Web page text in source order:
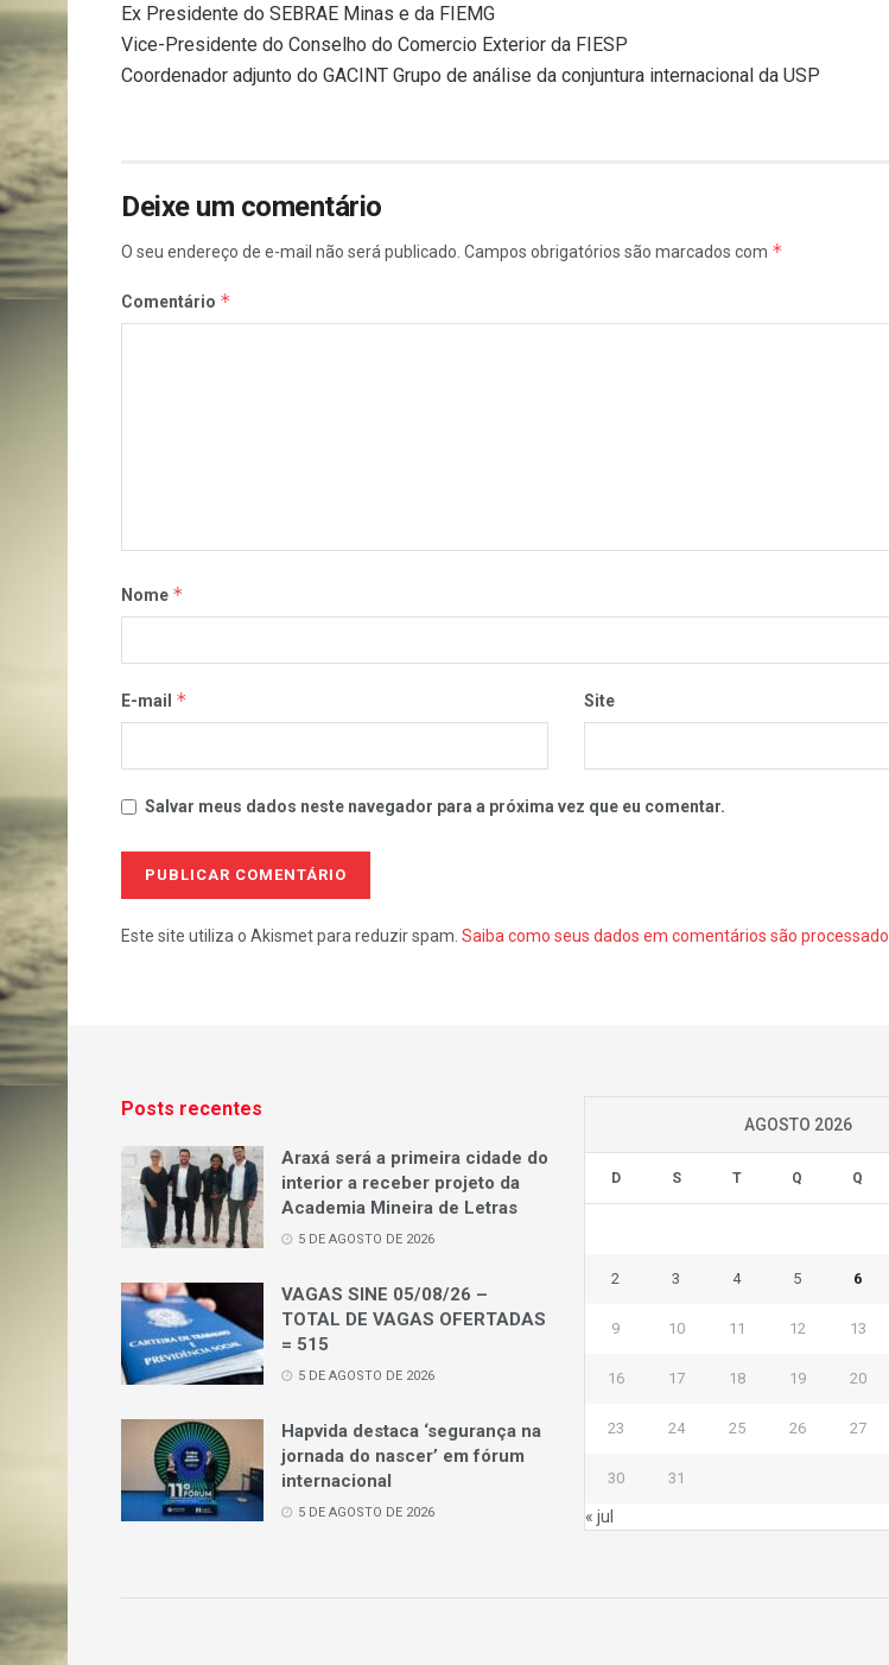
Ex Presidente do SEBRAE Minas e da FIEMG
Vice-Presidente do Conselho do Comercio Exterior da FIESP
Coordenador adjunto do GACINT Grupo de análise da conjuntura internacional da USP
Deixe um comentário
O seu endereço de e-mail não será publicado. Campos obrigatórios são marcados com *
Comentário *
Nome *
E-mail * Site
Salvar meus dados neste navegador para a próxima vez que eu comentar.
Este site utiliza o Akismet para reduzir spam. Saiba como seus dados em comentários são
Posts recentes
Araxá será a primeira cidade do
interior a receber projeto da
Academia Mineira de Letras
5 DE AGOSTO DE 2026
VAGAS SINE 05/08/26 –
TOTAL DE VAGAS OFERTADAS
= 515
5 DE AGOSTO DE 2026
Hapvida destaca ‘segurança na
jornada do nascer’ em fórum
internacional
5 DE AGOSTO DE 2026
AGOSTO 2026
D S T Q Q
2 3 4 5 6
9 10 11 12 13
16 17 18 19 20
23 24 25 26 27
30 31
« jul